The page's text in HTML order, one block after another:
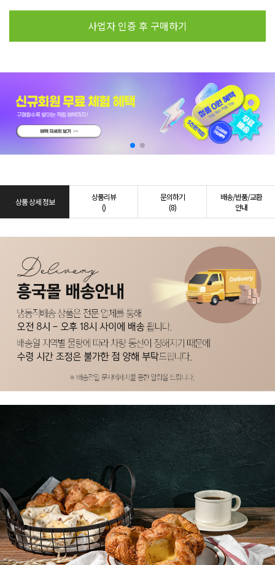
사업자 인증 후 구매하기
상품 상세 정보
상품리뷰
()
문의하기
(8)
배송/반품/교환
안내